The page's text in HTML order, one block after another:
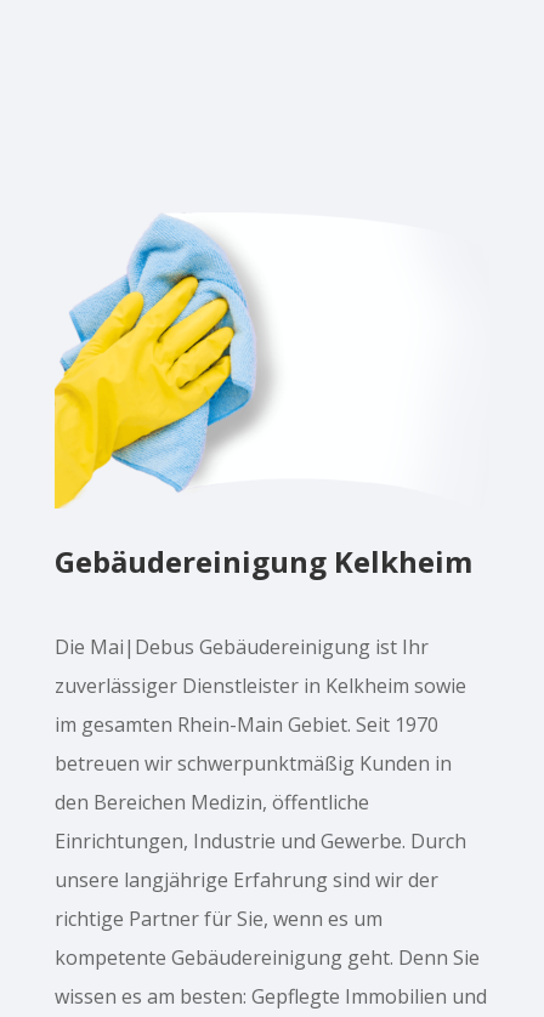
Gebäudereinigung Kelkheim
Die Mai|Debus Gebäudereinigung ist Ihr
zuverlässiger Dienstleister in Kelkheim sowie
im gesamten Rhein-Main Gebiet. Seit 1970
betreuen wir schwerpunktmäßig Kunden in
den Bereichen Medizin, öffentliche
Einrichtungen, Industrie und Gewerbe. Durch
unsere langjährige Erfahrung sind wir der
richtige Partner für Sie, wenn es um
kompetente Gebäudereinigung geht. Denn Sie
wissen es am besten: Gepflegte Immobilien und